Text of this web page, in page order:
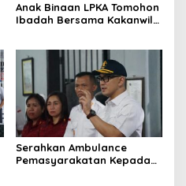
Anak Binaan LPKA Tomohon
Ibadah Bersama Kakanwil
Serahkan Ambulance
Pemasyarakatan Kepada